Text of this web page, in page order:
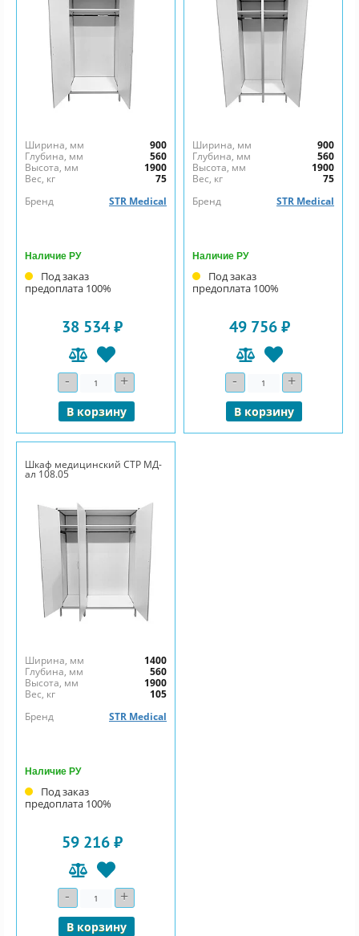
Ширина, мм
900
Глубина, мм
560
Высота, мм
1900
Вес, кг
75
Бренд
STR Medical
Наличие РУ
Под заказ
предоплата 100%
38 534 ₽
- Количество+
В корзину
Ширина, мм
900
Глубина, мм
560
Высота, мм
1900
Вес, кг
75
Бренд
STR Medical
Наличие РУ
Под заказ
предоплата 100%
49 756 ₽
- Количество+
В корзину
Шкаф медицинский СТР МД-
ал 108.05
Ширина, мм
1400
Глубина, мм
560
Высота, мм
1900
Вес, кг
105
Бренд
STR Medical
Наличие РУ
Под заказ
предоплата 100%
59 216 ₽
- Количество+
В корзину